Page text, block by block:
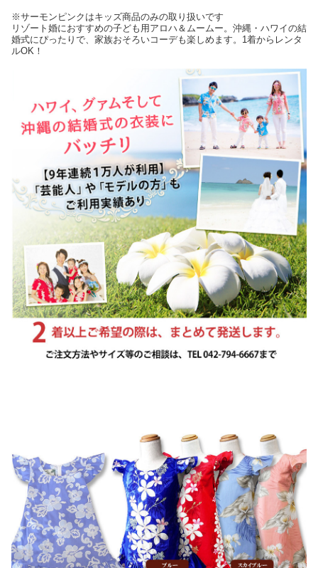
※サーモンピンクはキッズ商品のみの取り扱いです
リゾート婚におすすめの子ども用アロハ＆ムームー。沖縄・ハワイの結
婚式にぴったりで、家族おそろいコーデも楽しめます。1着からレンタ
ルOK！